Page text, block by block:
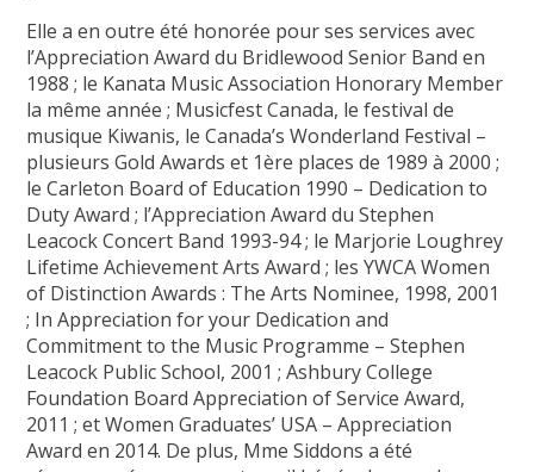
Elle a en outre été honorée pour ses services avec
l’Appreciation Award du Bridlewood Senior Band en
1988 ; le Kanata Music Association Honorary Member
la même année ; Musicfest Canada, le festival de
musique Kiwanis, le Canada’s Wonderland Festival –
plusieurs Gold Awards et 1ère places de 1989 à 2000 ;
le Carleton Board of Education 1990 – Dedication to
Duty Award ; l’Appreciation Award du Stephen
Leacock Concert Band 1993-94 ; le Marjorie Loughrey
Lifetime Achievement Arts Award ; les YWCA Women
of Distinction Awards : The Arts Nominee, 1998, 2001
; In Appreciation for your Dedication and
Commitment to the Music Programme – Stephen
Leacock Public School, 2001 ; Ashbury College
Foundation Board Appreciation of Service Award,
2011 ; et Women Graduates’ USA – Appreciation
Award en 2014. De plus, Mme Siddons a été